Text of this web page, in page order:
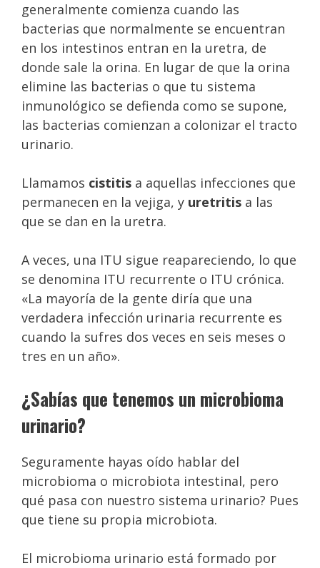
generalmente comienza cuando las
bacterias que normalmente se encuentran
en los intestinos entran en la uretra, de
donde sale la orina. En lugar de que la orina
elimine las bacterias o que tu sistema
inmunológico se defienda como se supone,
las bacterias comienzan a colonizar el tracto
urinario.
Llamamos cistitis a aquellas infecciones que
permanecen en la vejiga, y uretritis a las
que se dan en la uretra.
A veces, una ITU sigue reapareciendo, lo que
se denomina ITU recurrente o ITU crónica.
«La mayoría de la gente diría que una
verdadera infección urinaria recurrente es
cuando la sufres dos veces en seis meses o
tres en un año».
¿Sabías que tenemos un microbioma
urinario?
Seguramente hayas oído hablar del
microbioma o microbiota intestinal, pero
qué pasa con nuestro sistema urinario? Pues
que tiene su propia microbiota.
El microbioma urinario está formado por